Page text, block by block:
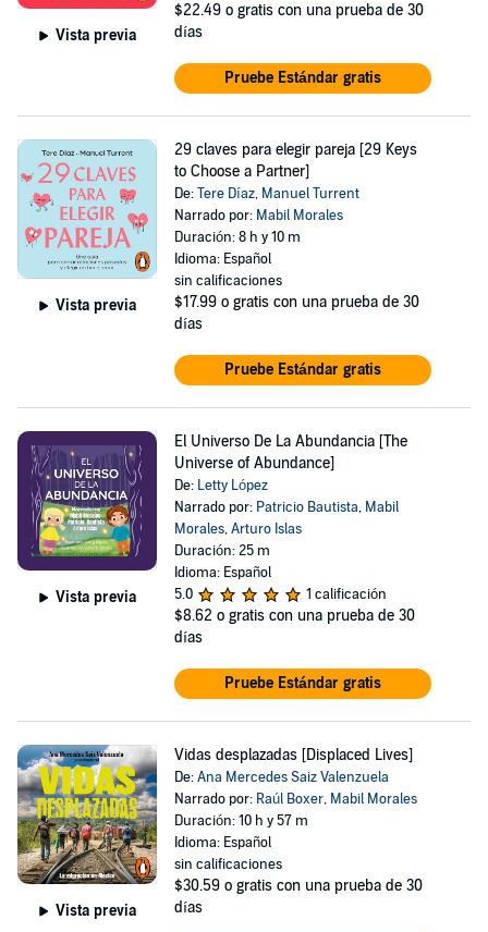
Vista previa
$22.49 o gratis con una prueba de 30
días
Pruebe Estándar gratis
Vista previa
29 claves para elegir pareja [29 Keys
to Choose a Partner]
De:Tere Díaz, Manuel Turrent
Narrado por: Mabil Morales
Duración: 8 h y 10 m
Idioma: Español
sin calificaciones
$17.99 o gratis con una prueba de 30
días
Pruebe Estándar gratis
Vista previa
El Universo De La Abundancia [The
Universe of Abundance]
De: Letty López
Narrado por: Patricio Bautista, Mabil
Morales,Arturo Islas
Duración: 25 m
Idioma: Español
5.0
1 calificación
$8.62 o gratis con una prueba de 30
días
Pruebe Estándar gratis
Vista previa
Vidas desplazadas [Displaced Lives]
De:Ana Mercedes Saiz Valenzuela
Narrado por: Raúl Boxer, Mabil Morales
Duración: 10 h y 57 m
Idioma: Español
sin calificaciones
$30.59 o gratis con una prueba de 30
días